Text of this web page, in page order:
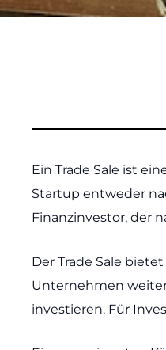
Ein Trade Sale ist
Startup entweder
Finanzinvestor, der
Der Trade Sale
Unternehmen
investieren. Für